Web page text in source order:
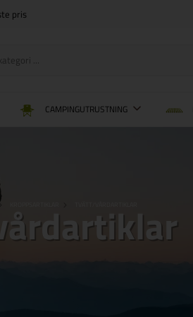
pris
CAMPINGUTRUSTNING